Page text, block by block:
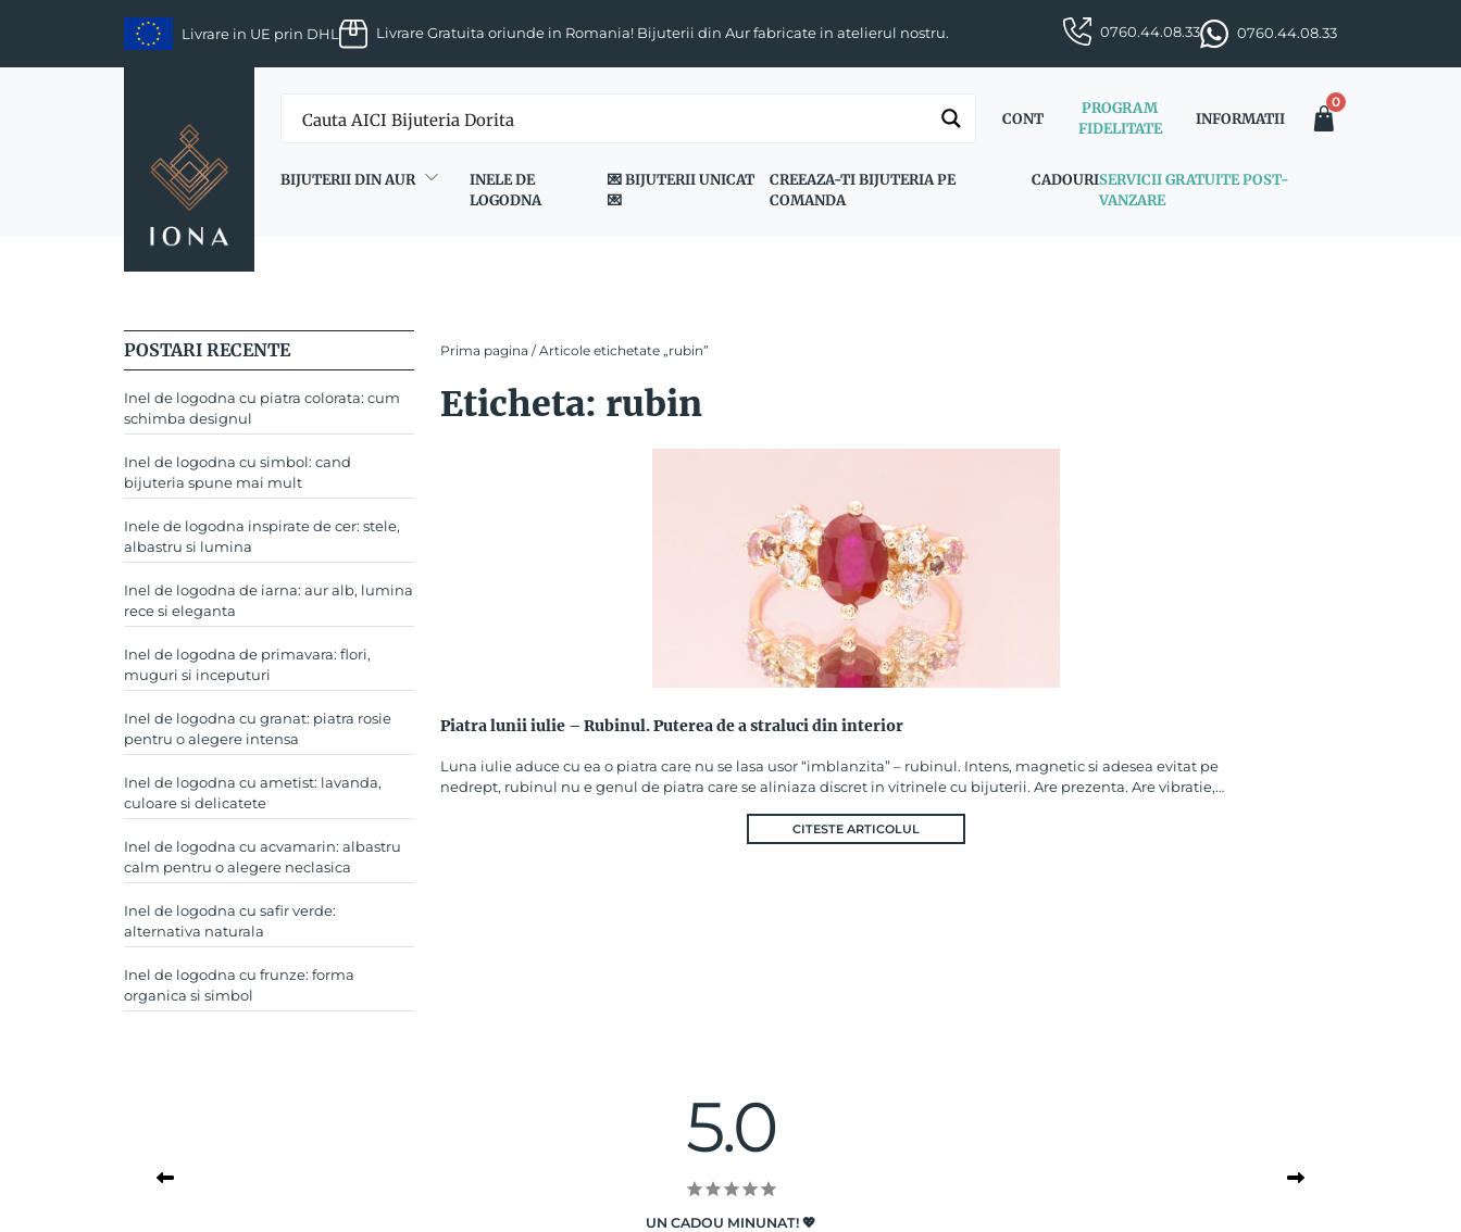
content
Livrare in UE prin DHL Livrare Gratuita oriunde in Romania! Bijuterii din Aur fabricate in atelierul nostru. 0760.44.08.33 0760.44.08.33
CONT
PROGRAM
FIDELITATE
INFORMATII
0
BIJUTERII DIN AUR
INELE DE
LOGODNA
💌 BIJUTERII UNICAT
💌
CREEAZA-TI BIJUTERIA PE
COMANDA
CADOURISERVICII GRATUITE POST-
VANZARE
POSTARI RECENTE
Inel de logodna cu piatra colorata: cum
schimba designul
Inel de logodna cu simbol: cand
bijuteria spune mai mult
Inele de logodna inspirate de cer: stele,
albastru si lumina
Inel de logodna de iarna: aur alb, lumina
rece si eleganta
Inel de logodna de primavara: flori,
muguri si inceputuri
Inel de logodna cu granat: piatra rosie
pentru o alegere intensa
Inel de logodna cu ametist: lavanda,
culoare si delicatete
Inel de logodna cu acvamarin: albastru
calm pentru o alegere neclasica
Inel de logodna cu safir verde:
alternativa naturala
Inel de logodna cu frunze: forma
organica si simbol
Prima pagina / Articole etichetate „rubin”
Eticheta: rubin
Piatra lunii iulie – Rubinul. Puterea de a straluci din interior
Luna iulie aduce cu ea o piatra care nu se lasa usor “imblanzita” – rubinul. Intens, magnetic si adesea evitat pe
nedrept, rubinul nu e genul de piatra care se aliniaza discret in vitrinele cu bijuterii. Are prezenta. Are vibratie,…
CITESTE ARTICOLUL
5.0
UN CADOU MINUNAT! 💖